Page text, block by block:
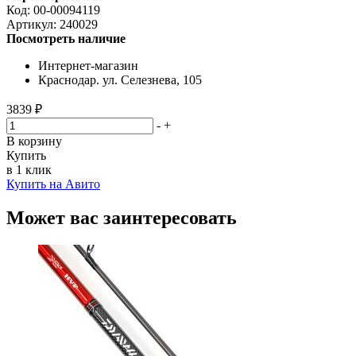
Код: 00-00094119
Артикул: 240029
Посмотреть наличие
Интернет-магазин
Краснодар. ул. Селезнева, 105
3839 ₽
- +
В корзину
Купить
в 1 клик
Купить на Авито
Может вас заинтересовать